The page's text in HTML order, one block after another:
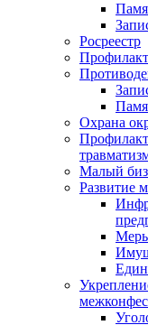
Росреестр
Охрана
Малый
Развитие